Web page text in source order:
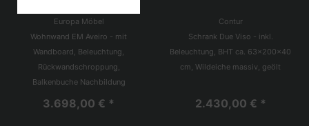
Europa Möbel
Wohnwand EM Aveiro - mit
Wandboard, Beleuchtung,
Rückwandschroppung,
Balkenbuche Nachbildung
3.698,00 € *
Contur
Schrank Due Viso - inkl.
Beleuchtung, BHT ca. 63x200x40
cm, Wildeiche massiv, geölt
2.430,00 € *